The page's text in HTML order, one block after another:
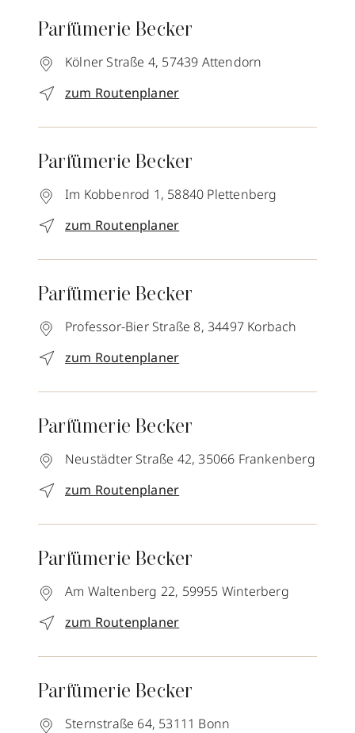
Parfümerie Becker
Kölner Straße 4, 57439 Attendorn
zum Routenplaner
Parfümerie Becker
Im Kobbenrod 1, 58840 Plettenberg
zum Routenplaner
Parfümerie Becker
Professor-Bier Straße 8, 34497 Korbach
zum Routenplaner
Parfümerie Becker
Neustädter Straße 42, 35066 Frankenberg
zum Routenplaner
Parfümerie Becker
Am Waltenberg 22, 59955 Winterberg
zum Routenplaner
Parfümerie Becker
Sternstraße 64, 53111 Bonn